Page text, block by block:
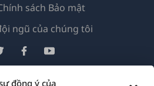
đồng ý của
sách Bảo mật
ngũ của chúng tôi(mở
(mở
trong
cửa
(mở
trong
cửa
(mở
trong
cửa